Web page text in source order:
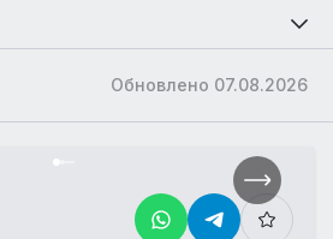
Обновлено 07.08.2026